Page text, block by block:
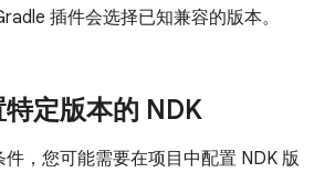
插件会选择已知兼容的版本。
定版本的 NDK
，您可能需要在项目中配置 NDK 版